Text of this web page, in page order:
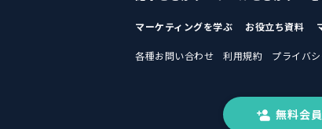
マーケティングを学ぶ お役立ち資料
各種お問い合わせ 利用規約 プライバ
無料会